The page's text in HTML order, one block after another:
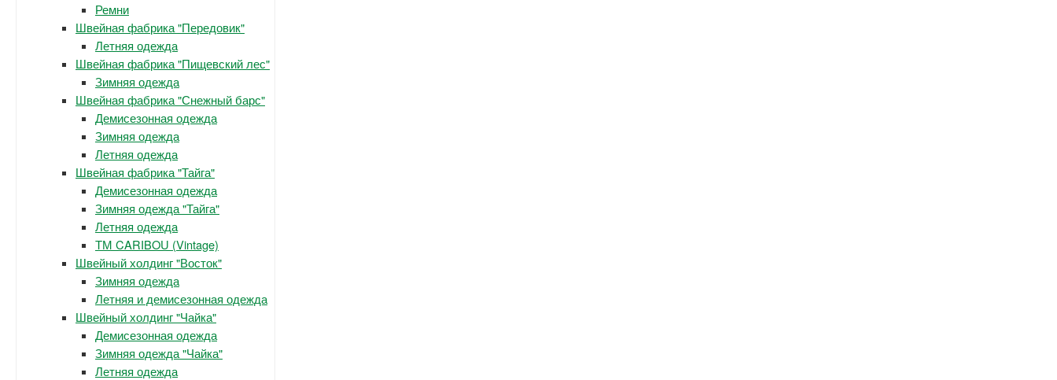
Ремни
Швейная фабрика "Передовик"
Летняя одежда
Швейная фабрика "Пищевский лес"
Зимняя одежда
Швейная фабрика "Снежный барс"
Демисезонная одежда
Зимняя одежда
Летняя одежда
Швейная фабрика "Тайга"
Демисезонная одежда
Зимняя одежда "Тайга"
Летняя одежда
ТМ CARIBOU (Vintage)
Швейный холдинг "Восток"
Зимняя одежда
Летняя и демисезонная одежда
Швейный холдинг "Чайка"
Демисезонная одежда
Зимняя одежда "Чайка"
Летняя одежда